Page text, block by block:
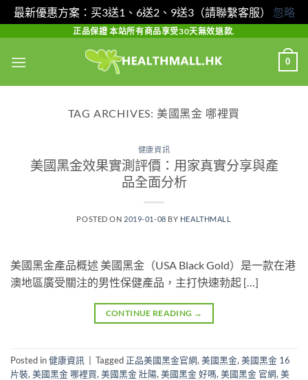
最新優惠方案：买3送1、6送2、9送3（請聯繫客服） 忽略
content
正品保證 本站所有商品享受30天無效退款.
0
TAG ARCHIVES: 美國黑金 哪裡買
健康資訊
美國黑金效果實測評價：用家真實分享與產
品全面分析
POSTED ON 2019-01-08 BY HEALTHMALL
美國黑金產品概述 美國黑金（USA Black Gold）是一款在港
澳地區廣受關注的男性保健產品，主打快速勃起 […]
CONTINUE READING →
Posted in健康資訊 Tagged 正品美國黑金官網, 美國黑金, 美國黑金 16
片裝, 美國黑金 哪裡買, 美國黑金 壯陽, 美國黑金 好嗎, 美國黑金 官網, 美